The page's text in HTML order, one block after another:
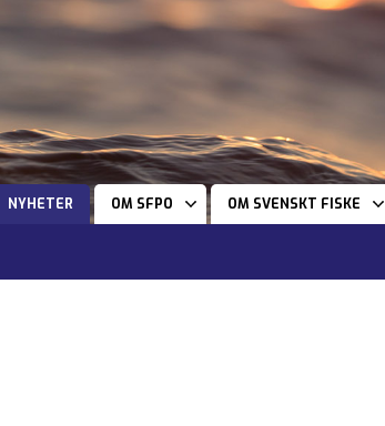
NYHETER OM SFPO OM SVENSKT FISKE